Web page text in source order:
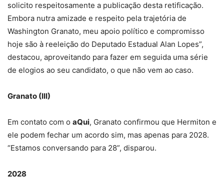
solicito respeitosamente a publicação desta retificação.
Embora nutra amizade e respeito pela trajetória de
Washington Granato, meu apoio político e compromisso
hoje são à reeleição do Deputado Estadual Alan Lopes”,
destacou, aproveitando para fazer em seguida uma série
de elogios ao seu candidato, o que não vem ao caso.
Granato (III)
Em contato com o aQui, Granato confirmou que Hermiton e
ele podem fechar um acordo sim, mas apenas para 2028.
“Estamos conversando para 28”, disparou.
2028